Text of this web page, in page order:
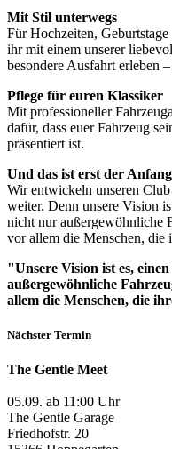
Mit Stil unterwegs
Für Hochzeiten,
ihr mit einem unserer
besondere Ausfahrt erleben
Pflege für euren Klassiker
Mit professioneller
dafür, dass euer Fahrzeug
präsentiert ist.
Und das ist erst der
Wir entwickeln unseren
weiter. Denn unsere Vision
nicht nur außergewöhnliche
vor allem die Menschen, die
"Unsere Vision ist es,
außergewöhnliche
allem die Menschen, die
Nächster Termin
The Gentle Meet
05.09. ab 11:00 Uhr
The Gentle Garage
Friedhofstr. 20